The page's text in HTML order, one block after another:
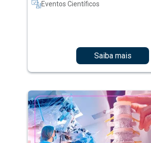
Eventos Científicos
Saiba mais